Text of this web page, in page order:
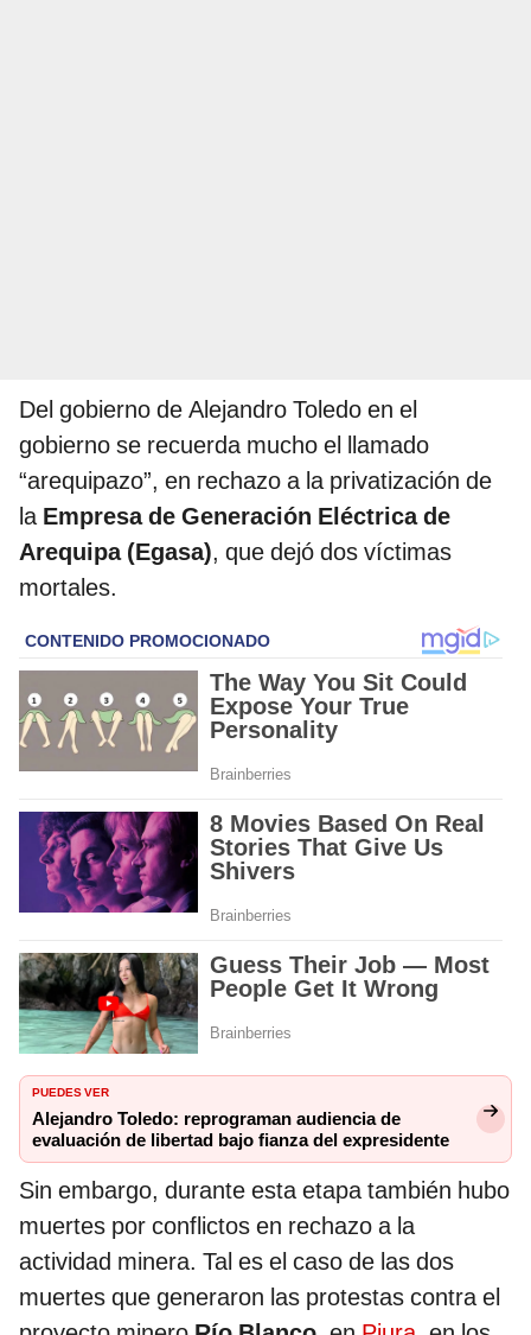
Del gobierno de Alejandro Toledo en el
gobierno se recuerda mucho el llamado
“arequipazo”, en rechazo a la privatización de
la Empresa de Generación Eléctrica de
Arequipa (Egasa), que dejó dos víctimas
mortales.
PUEDES VER
Alejandro Toledo: reprograman audiencia de
evaluación de libertad bajo fianza del expresidente
Sin embargo, durante esta etapa también hubo
muertes por conflictos en rechazo a la
actividad minera. Tal es el caso de las dos
muertes que generaron las protestas contra el